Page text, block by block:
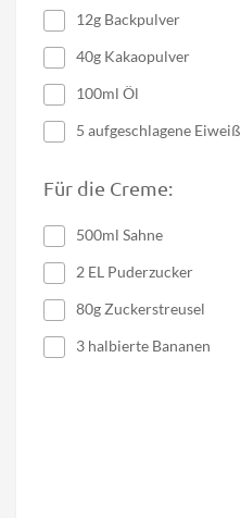
12g Backpulver
40g Kakaopulver
100ml Öl
5 aufgeschlagene Eiweiß
Für die Creme:
500ml Sahne
2 EL Puderzucker
80g Zuckerstreusel
3 halbierte Bananen